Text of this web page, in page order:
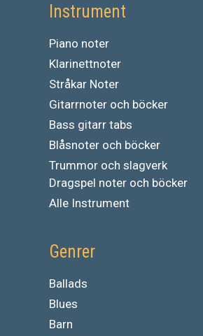
Instrument
Piano noter
Klarinettnoter
Stråkar Noter
Gitarrnoter och böcker
Bass gitarr tabs
Blåsnoter och böcker
Trummor och slagverk
Dragspel noter och böcker
Alle Instrument
Genrer
Ballads
Blues
Barn